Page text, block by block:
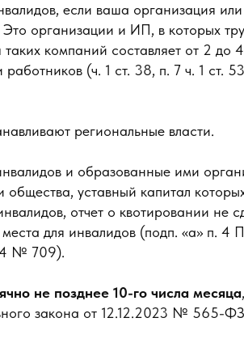
если ваша организация
организации и ИП, в которых
таких компаний составляет от 2 до
(ч. 1 ст. 38, п. 7 ч. 1 ст.
региональные власти.
и образованные ими
уставный капитал
отчет о квотировании не
для инвалидов (подп. «а» п. 4
№ 709).
не позднее 10-го числа месяца
закона от 12.12.2023 № 565-